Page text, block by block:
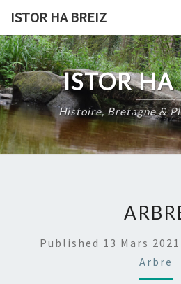
content
ISTOR HA BREIZ
ISTOR HA
Histoire, Bretagne &
Published 13 Mars 2021
Arbre